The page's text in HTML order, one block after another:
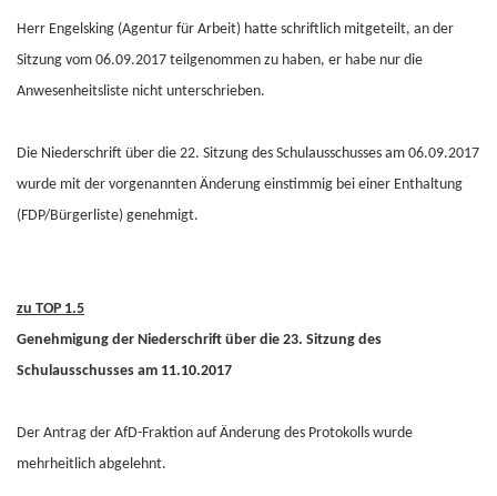
Herr Engelsking (Agentur für Arbeit) hatte schriftlich mitgeteilt, an der
Sitzung vom 06.09.2017 teilgenommen zu haben, er habe nur die
Anwesenheitsliste nicht unterschrieben.
Die Niederschrift über die 22. Sitzung des Schulausschusses am 06.09.2017
wurde mit der vorgenannten Änderung einstimmig bei einer Enthaltung
(FDP/Bürgerliste) genehmigt.
zu TOP 1.5
Genehmigung der Niederschrift über die 23. Sitzung des
Schulausschusses am 11.10.2017
Der Antrag der AfD-Fraktion auf Änderung des Protokolls wurde
mehrheitlich abgelehnt.